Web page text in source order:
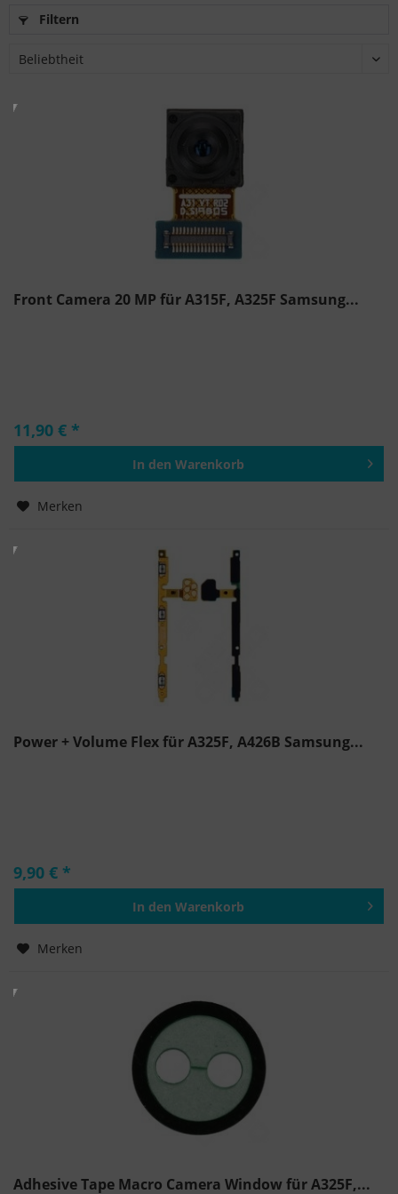
Filtern
Front Camera 20 MP für A315F, A325F Samsung...
11,90 € *
In den Warenkorb
Merken
Power + Volume Flex für A325F, A426B Samsung...
9,90 € *
In den Warenkorb
Merken
Adhesive Tape Macro Camera Window für A325F,...